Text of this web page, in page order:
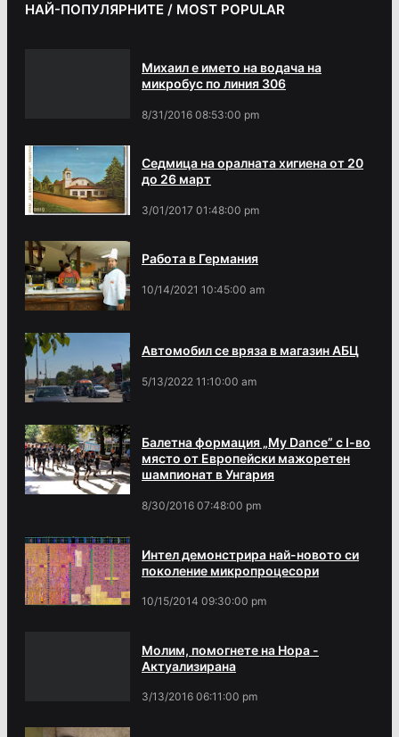
НАЙ-ПОПУЛЯРНИТЕ / MOST POPULAR
Михаил е името на водача на
микробус по линия 306
8/31/2016 08:53:00 pm
Седмица на оралната хигиена от 20
до 26 март
3/01/2017 01:48:00 pm
Работа в Германия
10/14/2021 10:45:00 am
Автомобил се вряза в магазин АБЦ
5/13/2022 11:10:00 am
Балетна формация „My Dance” с І-во
място от Европейски мажоретен
шампионат в Унгария
8/30/2016 07:48:00 pm
Интел демонстрира най-новото си
поколение микропроцесори
10/15/2014 09:30:00 pm
Молим, помогнете на Нора -
Актуализирана
3/13/2016 06:11:00 pm